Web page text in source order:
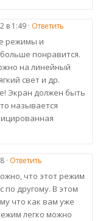
в 1:49 · Ответить
режимы и
понравится.
на линейный
свет и др.
Экран должен быть
называется
· Ответить
что этот режим
по другому. В этом
что как вам уже
легко можно